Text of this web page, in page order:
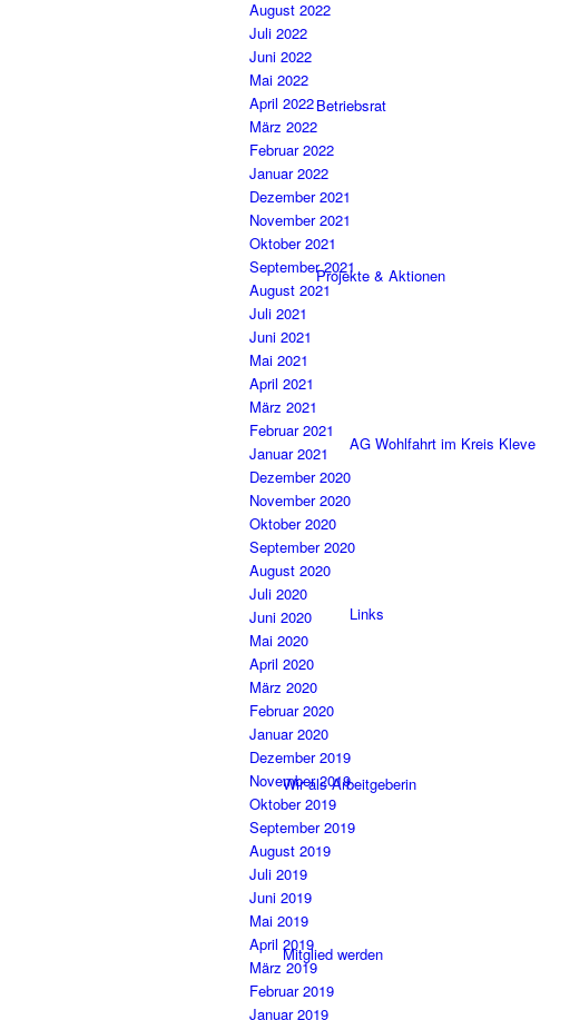
Betriebsrat
Projekte & Aktionen
AG Wohlfahrt im Kreis Kleve
Links
Wir als Arbeitgeberin
Mitglied werden
August 2022
Juli 2022
Juni 2022
Mai 2022
April 2022
März 2022
Februar 2022
Januar 2022
Dezember 2021
November 2021
Oktober 2021
September 2021
August 2021
Juli 2021
Juni 2021
Mai 2021
April 2021
März 2021
Februar 2021
Januar 2021
Dezember 2020
November 2020
Oktober 2020
September 2020
August 2020
Juli 2020
Juni 2020
Mai 2020
April 2020
März 2020
Februar 2020
Januar 2020
Dezember 2019
November 2019
Oktober 2019
September 2019
August 2019
Juli 2019
Juni 2019
Mai 2019
April 2019
März 2019
Februar 2019
Januar 2019